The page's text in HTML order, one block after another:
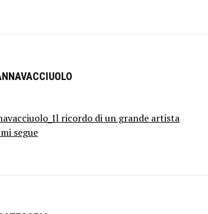
ricordo di un grande artista
segue